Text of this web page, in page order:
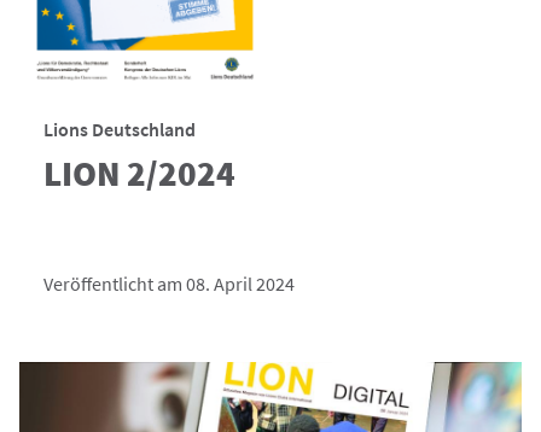
Lions Deutschland
LION 2/2024
Veröffentlicht am 08. April 2024